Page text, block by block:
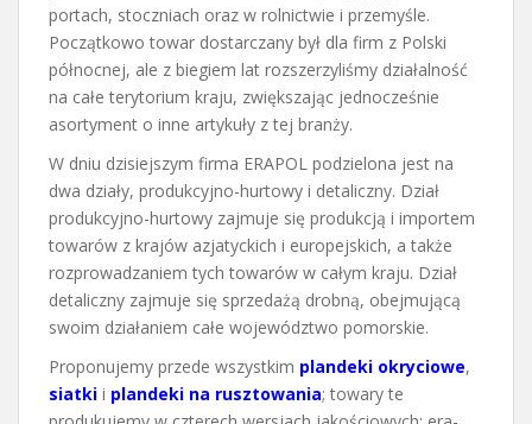
portach, stoczniach oraz w rolnictwie i przemyśle.
Początkowo towar dostarczany był dla firm z Polski
północnej, ale z biegiem lat rozszerzyliśmy działalność
na całe terytorium kraju, zwiększając jednocześnie
asortyment o inne artykuły z tej branży.
W dniu dzisiejszym firma ERAPOL podzielona jest na
dwa działy, produkcyjno-hurtowy i detaliczny. Dział
produkcyjno-hurtowy zajmuje się produkcją i importem
towarów z krajów azjatyckich i europejskich, a także
rozprowadzaniem tych towarów w całym kraju. Dział
detaliczny zajmuje się sprzedażą drobną, obejmującą
swoim działaniem całe województwo pomorskie.
Proponujemy przede wszystkim plandeki okryciowe,
siatki i plandeki na rusztowania; towary te